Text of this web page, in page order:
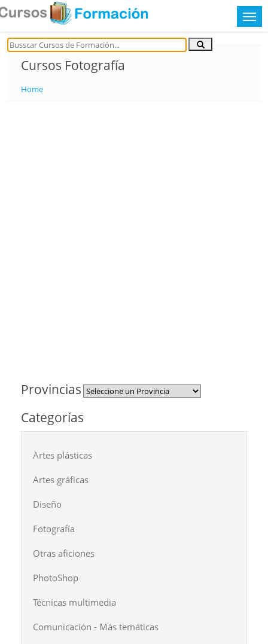
Cursos Fotografía
Home
Provincias
Categorías
Artes plásticas
Artes gráficas
Diseño
Fotografía
Otras aficiones
PhotoShop
Técnicas multimedia
Comunicación - Más temáticas